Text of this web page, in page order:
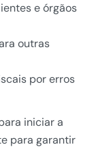
e órgãos
outras
por erros
iniciar a
para garantir